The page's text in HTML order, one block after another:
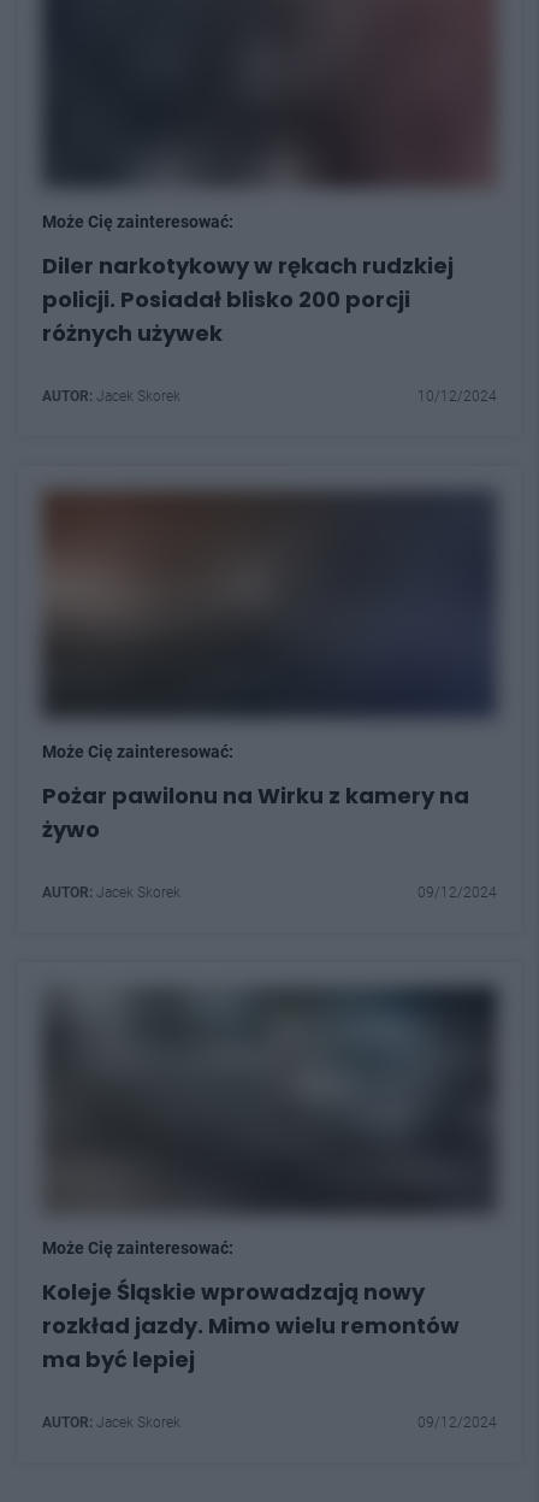
Może Cię zainteresować:
Diler narkotykowy w rękach rudzkiej
policji. Posiadał blisko 200 porcji
różnych używek
AUTOR: Jacek Skorek 10/12/2024
Może Cię zainteresować:
Pożar pawilonu na Wirku z kamery na
żywo
AUTOR: Jacek Skorek 09/12/2024
Może Cię zainteresować:
Koleje Śląskie wprowadzają nowy
rozkład jazdy. Mimo wielu remontów
ma być lepiej
AUTOR: Jacek Skorek 09/12/2024